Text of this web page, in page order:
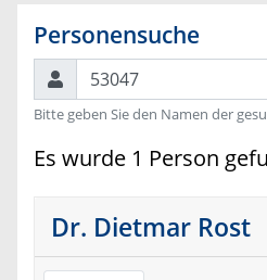
Personensuche
Suchen
Bitte geben Sie den Namen der
Es wurde 1 Person
Dr. Dietmar Rost